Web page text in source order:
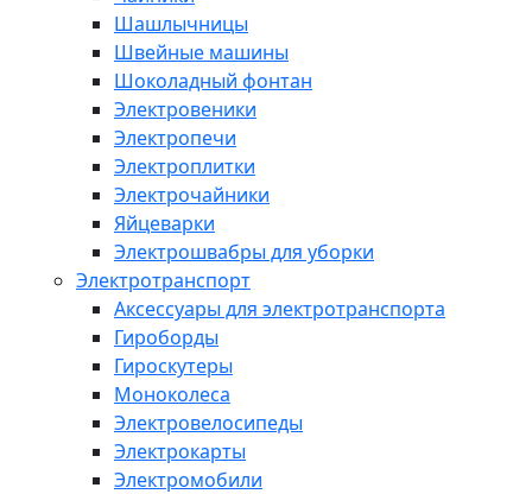
Шашлычницы
Швейные машины
Шоколадный фонтан
Электровеники
Электропечи
Электроплитки
Электрочайники
Яйцеварки
Электрошвабры для уборки
Электротранспорт
Аксессуары для электротранспорта
Гироборды
Гироскутеры
Моноколеса
Электровелосипеды
Электрокарты
Электромобили